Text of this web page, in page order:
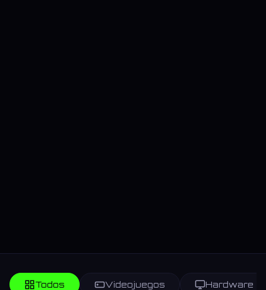
Todos Videojuegos Hardware